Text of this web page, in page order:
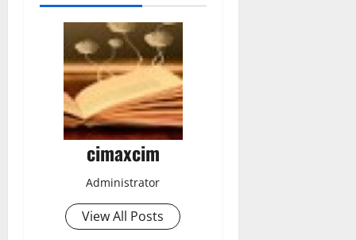
cimaxcim
Administrator
View All Posts